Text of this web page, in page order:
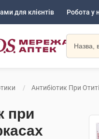
для клієнтів Робота у
Антибіотик При Отиті
при